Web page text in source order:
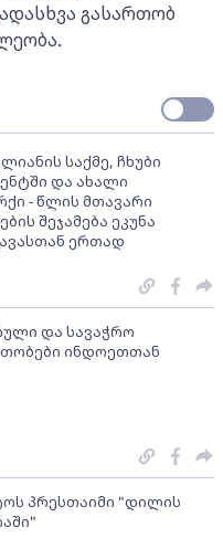
გასართობ
საქმე, ჩხუბი
და ახალი
- წლის მთავარი
შეჯამება ეკუნა
ერთად
და სავაჭრო
ინდოეთთან
პრესთაიმი "დილის